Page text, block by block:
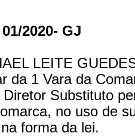
2020- GJ
LEITE
da 1 Vara da
Substituto
no uso de
forma da lei.